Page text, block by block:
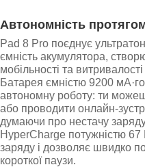
Автономність
Pad 8 Pro поєднує
ємність акумулятора,
мобільності та
Батарея ємністю 9200
автономну роботу: ти
або проводити онлайн-
думаючи про нестачу
HyperCharge потужністю
заряду і дозволяє швидко
короткої паузи.